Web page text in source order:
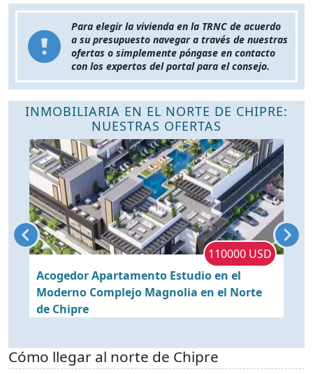
Para elegir la vivienda en la TRNC de acuerdo
a su presupuesto navegar a través de nuestras
ofertas o simplemente póngase en contacto
con los expertos del portal para el consejo.
INMOBILIARIA EN EL NORTE DE CHIPRE:
NUESTRAS OFERTAS
110000 USD
Acogedor Apartamento Estudio en el
Moderno Complejo Magnolia en el Norte
de Chipre
Cómo llegar al norte de Chipre